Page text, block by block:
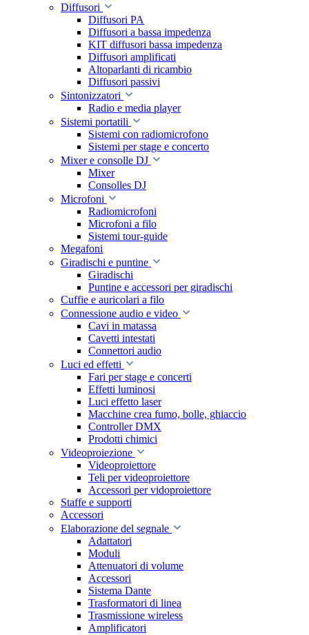
Diffusori
Diffusori PA
Diffusori a bassa impedenza
KIT diffusori bassa impedenza
Diffusori amplificati
Altoparlanti di ricambio
Diffusori passivi
Sintonizzatori
Radio e media player
Sistemi portatili
Sistemi con radiomicrofono
Sistemi per stage e concerto
Mixer e consolle DJ
Mixer
Consolles DJ
Microfoni
Radiomicrofoni
Microfoni a filo
Sistemi tour-guide
Megafoni
Giradischi e puntine
Giradischi
Puntine e accessori per giradischi
Cuffie e auricolari a filo
Connessione audio e video
Cavi in matassa
Cavetti intestati
Connettori audio
Luci ed effetti
Fari per stage e concerti
Effetti luminosi
Luci effetto laser
Macchine crea fumo, bolle, ghiaccio
Controller DMX
Prodotti chimici
Videoproiezione
Videoproiettore
Teli per videoproiettore
Accessori per vidoproiettore
Staffe e supporti
Accessori
Elaborazione del segnale
Adattatori
Moduli
Attenuatori di volume
Accessori
Sistema Dante
Trasformatori di linea
Trasmissione wireless
Amplificatori